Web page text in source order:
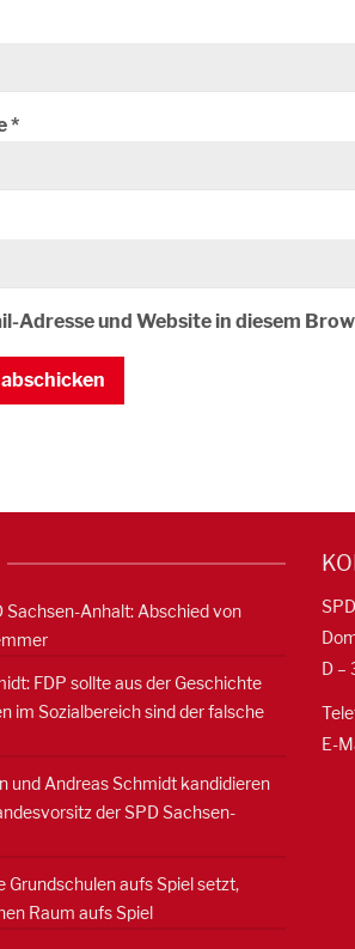
*
Adresse und Website in diesem
Sachsen-Anhalt: Abschied von
FDP sollte aus der Geschichte
im Sozialbereich sind der falsche
und Andreas Schmidt kandidieren
der SPD Sachsen-
Grundschulen aufs Spiel setzt,
Raum aufs Spiel
D –
E-